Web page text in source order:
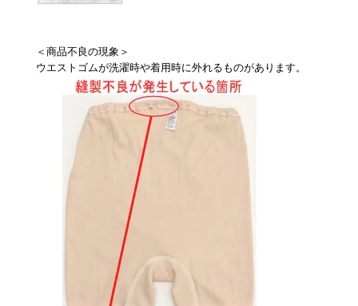
＜商品不良の現象＞
ウエストゴムが洗濯時や着用時に外れるものがあります。